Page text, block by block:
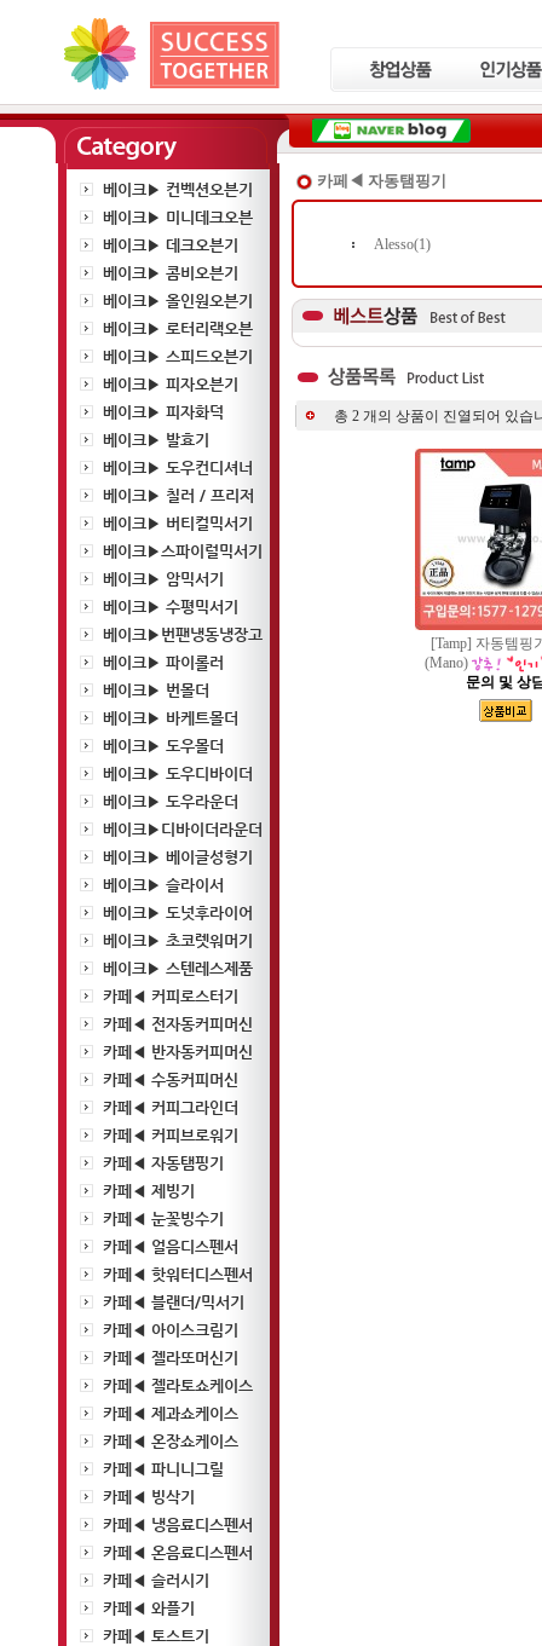
베이크▶ 컨벡션오븐기
베이크▶ 미니데크오븐
베이크▶ 데크오븐기
베이크▶ 콤비오븐기
베이크▶ 올인원오븐기
베이크▶ 로터리랙오븐
베이크▶ 스피드오븐기
베이크▶ 피자오븐기
베이크▶ 피자화덕
베이크▶ 발효기
베이크▶ 도우컨디셔너
베이크▶ 칠러 / 프리저
베이크▶ 버티컬믹서기
베이크▶스파이럴믹서기
베이크▶ 암믹서기
베이크▶ 수평믹서기
베이크▶번팬냉동냉장고
베이크▶ 파이롤러
베이크▶ 번몰더
베이크▶ 바케트몰더
베이크▶ 도우몰더
베이크▶ 도우디바이더
베이크▶ 도우라운더
베이크▶디바이더라운더
베이크▶ 베이글성형기
베이크▶ 슬라이서
베이크▶ 도넛후라이어
베이크▶ 초코렛워머기
베이크▶ 스텐레스제품
카페◀ 커피로스터기
카페◀ 전자동커피머신
카페◀ 반자동커피머신
카페◀ 수동커피머신
카페◀ 커피그라인더
카페◀ 커피브로워기
카페◀ 자동탬핑기
카페◀ 제빙기
카페◀ 눈꽃빙수기
카페◀ 얼음디스펜서
카페◀ 핫워터디스펜서
카페◀ 블랜더/믹서기
카페◀ 아이스크림기
카페◀ 젤라또머신기
카페◀ 젤라토쇼케이스
카페◀ 제과쇼케이스
카페◀ 온장쇼케이스
카페◀ 파니니그릴
카페◀ 빙삭기
카페◀ 냉음료디스펜서
카페◀ 온음료디스펜서
카페◀ 슬러시기
카페◀ 와플기
카페◀ 토스트기
카페◀ 자동탬핑기
Alesso(1)
총 2 개의 상품이 진열되어 있습
[Tamp] 자동템핑
(Mano)
문의 및 상